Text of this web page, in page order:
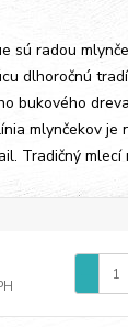
sú radou
dlhoročnú
bukového
mlynčekov je
Tradičný mlecí